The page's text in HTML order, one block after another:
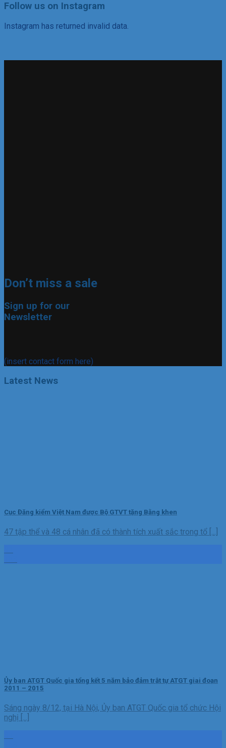
Follow us on Instagram
Instagram has returned invalid data.
Don’t miss a sale
Sign up for our
Newsletter
(insert contact form here)
Latest News
Cục Đăng kiểm Việt Nam được Bộ GTVT tặng Bằng khen
47 tập thể và 48 cá nhân đã có thành tích xuất sắc trong tổ [...]
Ủy ban ATGT Quốc gia tổng kết 5 năm bảo đảm trật tự ATGT giai đoạn
2011 – 2015
Sáng ngày 8/12, tại Hà Nội, Ủy ban ATGT Quốc gia tổ chức Hội
nghị [...]